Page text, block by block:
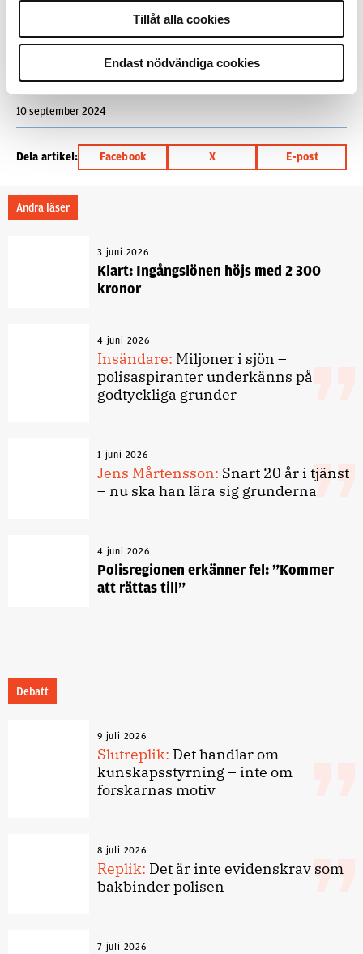
Tillåt alla cookies
Endast nödvändiga cookies
KARL HOLM RADIOBIL UTRYCKNINGSKÖRNING
10 september 2024
Dela artikel: Facebook X E-post
Andra läser
3 juni 2026
Klart: Ingångslönen höjs med 2 300
kronor
4 juni 2026
Insändare: Miljoner i sjön –
polisaspiranter underkänns på
godtyckliga grunder
1 juni 2026
Jens Mårtensson: Snart 20 år i tjänst
– nu ska han lära sig grunderna
4 juni 2026
Polisregionen erkänner fel: ”Kommer
att rättas till”
Debatt
9 juli 2026
Slutreplik: Det handlar om
kunskapsstyrning – inte om
forskarnas motiv
8 juli 2026
Replik: Det är inte evidenskrav som
bakbinder polisen
7 juli 2026